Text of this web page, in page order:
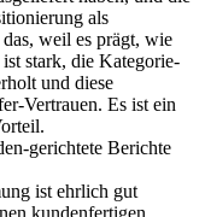
als
weil es prägt, wie
stark, die Kategorie-
und diese
Vertrauen. Es ist ein
gerichtete Berichte
ist ehrlich gut
kundenfertigen